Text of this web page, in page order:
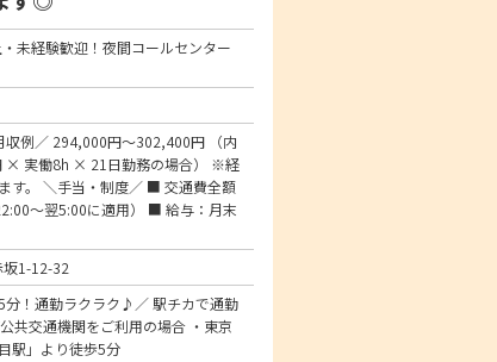
未経験歓迎！夜間コールセンター
例／ 294,000円～302,400円 （内
× 実働8h × 21日勤務の場合） ※経
す。 ＼手当・制度／ ■ 交通費全額
～翌5:00に適用） ■ 給与：月末
1-12-32
分！通勤ラクラク♪／ 駅チカで通勤
共交通機関をご利用の場合 ・東京
駅」より徒歩5分